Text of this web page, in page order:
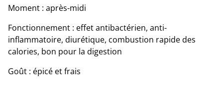
Moment : après-midi
Fonctionnement : effet antibactérien, anti-
inflammatoire, diurétique, combustion rapide des
calories, bon pour la digestion
Goût : épicé et frais